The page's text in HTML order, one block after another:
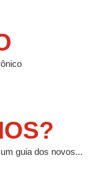
guia dos novos...